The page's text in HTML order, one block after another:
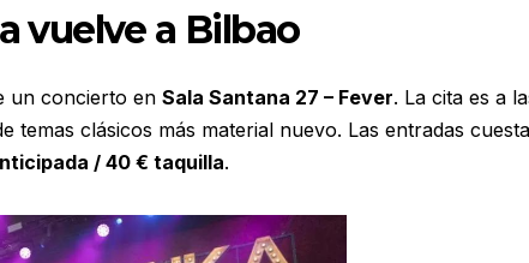
vuelve a Bilbao
un concierto en Sala Santana 27 – Fever. La cita es a
temas clásicos más material nuevo. Las entradas
/ 40 € taquilla.